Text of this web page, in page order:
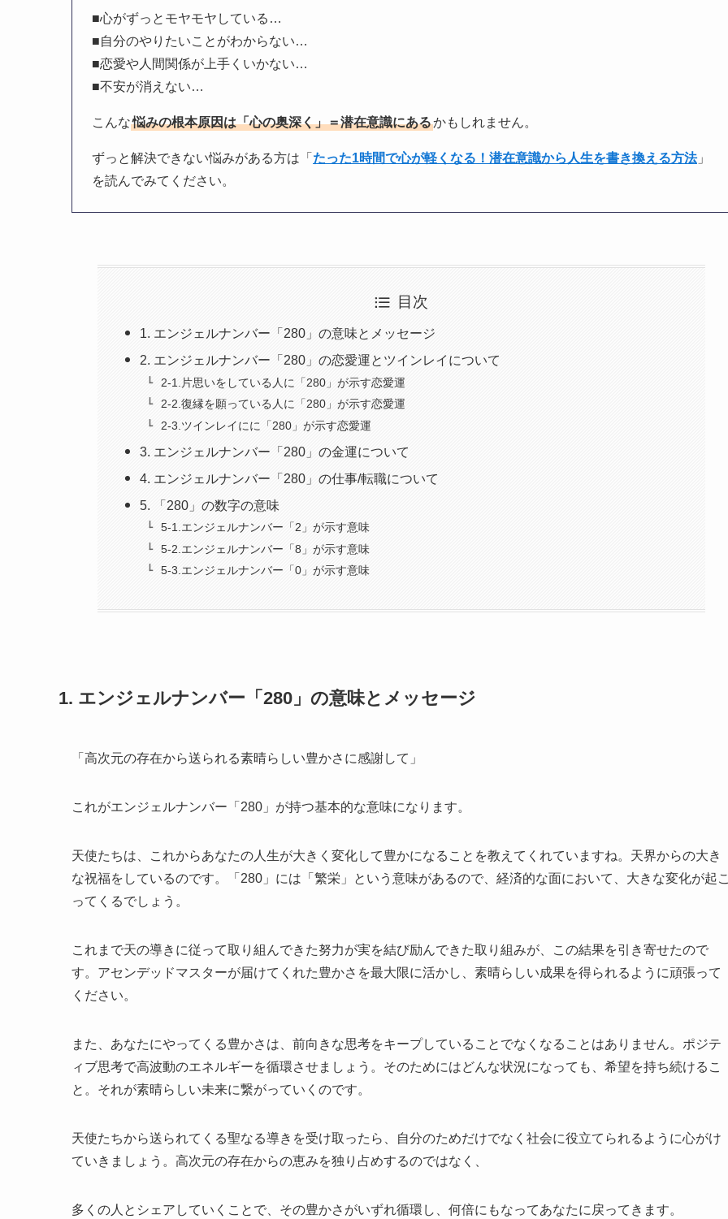
■心がずっとモヤモヤしている…
■自分のやりたいことがわからない…
■恋愛や人間関係が上手くいかない…
■不安が消えない…
こんな悩みの根本原因は「心の奥深く」＝潜在意識にあるかもしれません。
ずっと解決できない悩みがある方は「 たった1時間で心が軽くなる！潜在意識から人生を書き換える方法」
を読んでみてください。
目次
1. エンジェルナンバー「280」の意味とメッセージ
2. エンジェルナンバー「280」の恋愛運とツインレイについて
2-1.片思いをしている人に「280」が示す恋愛運
2-2.復縁を願っている人に「280」が示す恋愛運
2-3.ツインレイにに「280」が示す恋愛運
3. エンジェルナンバー「280」の金運について
4. エンジェルナンバー「280」の仕事/転職について
5. 「280」の数字の意味
5-1.エンジェルナンバー「2」が示す意味
5-2.エンジェルナンバー「8」が示す意味
5-3.エンジェルナンバー「0」が示す意味
1. エンジェルナンバー「280」の意味とメッセージ
「高次元の存在から送られる素晴らしい豊かさに感謝して」
これがエンジェルナンバー「280」が持つ基本的な意味になります。
天使たちは、これからあなたの人生が大きく変化して豊かになることを教えてくれていますね。天界からの大き
な祝福をしているのです。「280」には「繁栄」という意味があるので、経済的な面において、大きな変化が起こ
ってくるでしょう。
これまで天の導きに従って取り組んできた努力が実を結び励んできた取り組みが、この結果を引き寄せたので
す。アセンデッドマスターが届けてくれた豊かさを最大限に活かし、素晴らしい成果を得られるように頑張って
ください。
また、あなたにやってくる豊かさは、前向きな思考をキープしていることでなくなることはありません。ポジテ
ィブ思考で高波動のエネルギーを循環させましょう。そのためにはどんな状況になっても、希望を持ち続けるこ
と。それが素晴らしい未来に繋がっていくのです。
天使たちから送られてくる聖なる導きを受け取ったら、自分のためだけでなく社会に役立てられるように心がけ
ていきましょう。高次元の存在からの恵みを独り占めするのではなく、
多くの人とシェアしていくことで、その豊かさがいずれ循環し、何倍にもなってあなたに戻ってきます。